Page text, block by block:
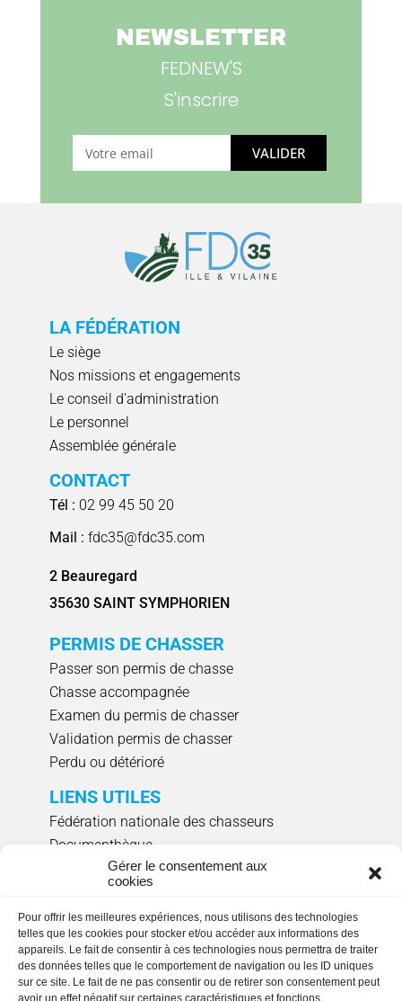
Gérer le consentement aux
cookies
Pour offrir les meilleures expériences, nous utilisons des technologies
telles que les cookies pour stocker et/ou accéder aux informations des
appareils. Le fait de consentir à ces technologies nous permettra de traiter
des données telles que le comportement de navigation ou les ID uniques
sur ce site. Le fait de ne pas consentir ou de retirer son consentement peut
avoir un effet négatif sur certaines caractéristiques et fonctions.
NEWSLETTER
FEDNEW'S
S'inscrire
VALIDER
LA FÉDÉRATION
Le siège
Nos missions et engagements
Le conseil d'administration
Le personnel
Assemblée générale
CONTACT
Tél : 02 99 45 50 20
Mail : fdc35@fdc35.com
2 Beauregard
35630 SAINT SYMPHORIEN
PERMIS DE CHASSER
Passer son permis de chasse
Chasse accompagnée
Examen du permis de chasser
Validation permis de chasser
Perdu ou détérioré
LIENS UTILES
Fédération nationale des chasseurs
Documenthèque
Agenda évènements
NOUS SUIVRE